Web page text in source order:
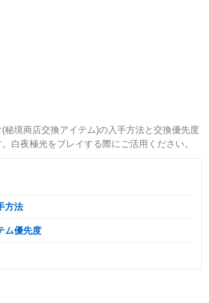
秘境商店交換アイテム)の入手方法と交換優先度
白夜極光をプレイする際にご活用ください。
方法
ム優先度